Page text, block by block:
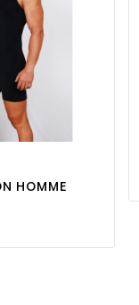

HOMME